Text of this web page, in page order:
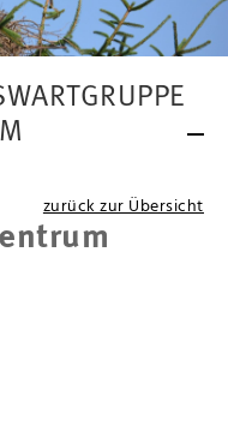
zurück zur Übersicht